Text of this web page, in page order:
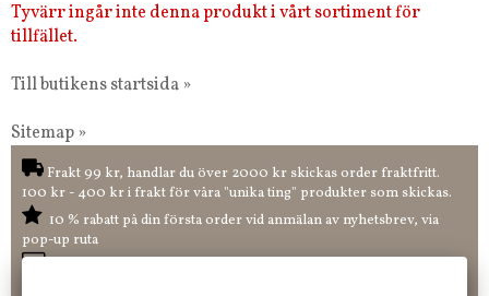
Tyvärr ingår inte denna produkt i vårt sortiment för
tillfället.
Till butikens startsida »
Sitemap »
Frakt 99 kr, handlar du över 2000 kr skickas order fraktfritt.
100 kr - 400 kr i frakt för våra "unika ting" produkter som skickas.
10 % rabatt på din första order vid anmälan av nyhetsbrev, via
pop-up ruta